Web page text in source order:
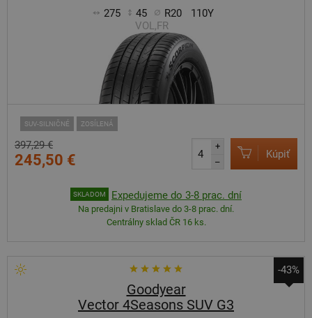
275 45 R20
110Y
VOL,FR
SUV-SILNIČNÉ ZOSÍLENÁ
397,29 €
245,50 €
+
–
Kúpiť
SKLADOM Expedujeme do 3-8 prac. dní
Na predajni v Bratislave do 3-8 prac. dní.
Centrálny sklad ČR 16 ks.
-43%
Goodyear
Vector 4Seasons SUV G3